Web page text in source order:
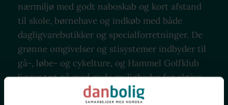
nærmiljø med godt naboskab og kort afstand
til skole, børnehave og indkøb med både
dagligvarebutikker og specialforretninger. De
grønne omgivelser og stisystemer indbyder til
gå-, løbe- og cykelture, og Hammel Golfklub
ligger tæt på med gode muligheder for aktive